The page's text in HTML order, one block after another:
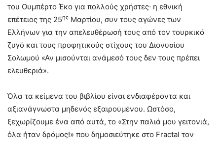
του Ουμπέρτο Έκο για πολλούς χρήστες∙ η εθνική
επέτειος της 25ης Μαρτίου, συν τους αγώνες των
Ελλήνων για την απελευθέρωσή τους από τον τουρκικό
ζυγό και τους προφητικούς στίχους του Διονυσίου
Σολωμού «Αν μισούνται ανάμεσό τους δεν τους πρέπει
ελευθεριά».
Όλα τα κείμενα του βιβλίου είναι ενδιαφέροντα και
αξιανάγνωστα μηδενός εξαιρουμένου. Ωστόσο,
ξεχωρίζουμε ένα από αυτά, το «Στην παλιά μου γειτονιά,
όλα ήταν δρόμος!» που δημοσιεύτηκε στο Fractal τον